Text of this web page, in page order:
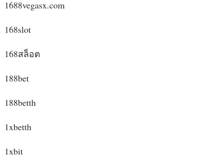
1688vegasx.com
168slot
168สล็อต
188bet
188betth
1xbetth
1xbit